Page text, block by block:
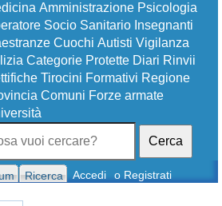
Amministrazione Psicologia
Socio Sanitario Insegnanti
Cuochi Autisti Vigilanza
Categorie Protette Diari Rinvii
Tirocini Formativi Regione
Comuni Forze armate
Cerca
Ricerca Accedi o Registrati